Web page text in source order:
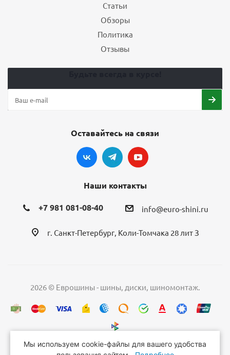
Статьи
Обзоры
Политика
Отзывы
Оставайтесь на связи
Наши контакты
+7 981 081-08-40 info@euro-shini.ru
г. Санкт-Петербург, Коли-Томчака 28 лит З
2026 © Еврошины - шины, диски, шиномонтаж.
Мы используем cookie-файлы для вашего удобства